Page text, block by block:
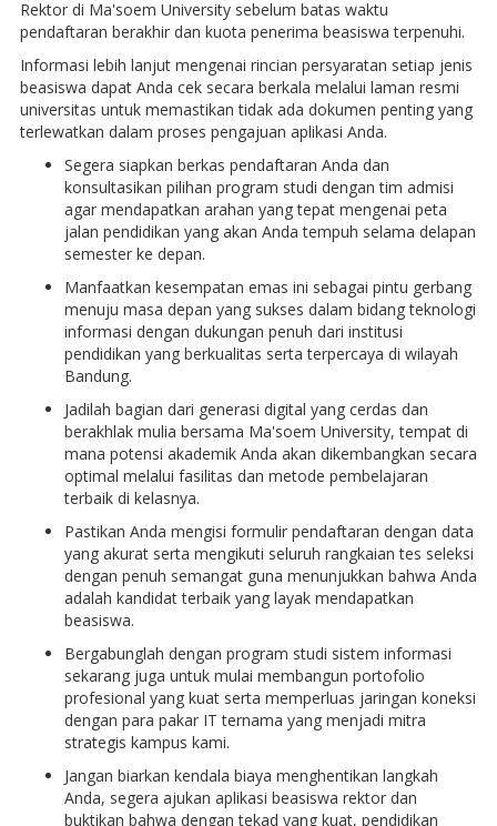
Rektor di Ma'soem University sebelum batas waktu
pendaftaran berakhir dan kuota penerima beasiswa terpenuhi.
Informasi lebih lanjut mengenai rincian persyaratan setiap jenis
beasiswa dapat Anda cek secara berkala melalui laman resmi
universitas untuk memastikan tidak ada dokumen penting yang
terlewatkan dalam proses pengajuan aplikasi Anda.
Segera siapkan berkas pendaftaran Anda dan
konsultasikan pilihan program studi dengan tim admisi
agar mendapatkan arahan yang tepat mengenai peta
jalan pendidikan yang akan Anda tempuh selama delapan
semester ke depan.
Manfaatkan kesempatan emas ini sebagai pintu gerbang
menuju masa depan yang sukses dalam bidang teknologi
informasi dengan dukungan penuh dari institusi
pendidikan yang berkualitas serta terpercaya di wilayah
Bandung.
Jadilah bagian dari generasi digital yang cerdas dan
berakhlak mulia bersama Ma'soem University, tempat di
mana potensi akademik Anda akan dikembangkan secara
optimal melalui fasilitas dan metode pembelajaran
terbaik di kelasnya.
Pastikan Anda mengisi formulir pendaftaran dengan data
yang akurat serta mengikuti seluruh rangkaian tes seleksi
dengan penuh semangat guna menunjukkan bahwa Anda
adalah kandidat terbaik yang layak mendapatkan
beasiswa.
Bergabunglah dengan program studi sistem informasi
sekarang juga untuk mulai membangun portofolio
profesional yang kuat serta memperluas jaringan koneksi
dengan para pakar IT ternama yang menjadi mitra
strategis kampus kami.
Jangan biarkan kendala biaya menghentikan langkah
Anda, segera ajukan aplikasi beasiswa rektor dan
buktikan bahwa dengan tekad yang kuat, pendidikan